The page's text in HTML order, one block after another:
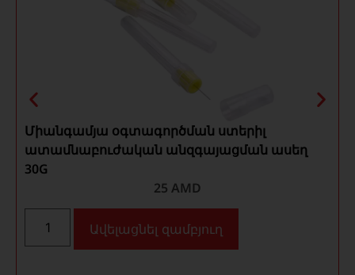
Միանգամյա օգտագործման ստերիլ
ատամնաբուժական անզգայացման ասեղ
30G
25 AMD
Ավելացնել զամբյուղ